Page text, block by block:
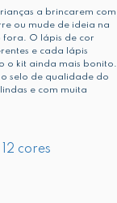
a brincarem com
ou mude de ideia na
fora. O lápis de cor
e cada lápis
o kit ainda mais bonito.
selo de qualidade do
e com muita